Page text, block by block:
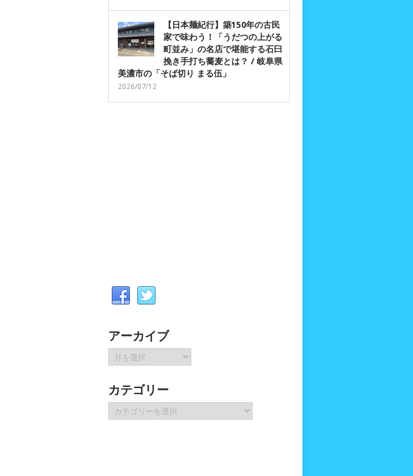
【日本麺紀行】築150年の古民
家で味わう！「うだつの上がる
町並み」の名店で堪能する石臼
挽き手打ち蕎麦とは？ / 岐阜県
美濃市の「そば切り まる伍」
2026/07/12
アーカイブ
ア
ー
イ
ブ
カテゴリー
テ